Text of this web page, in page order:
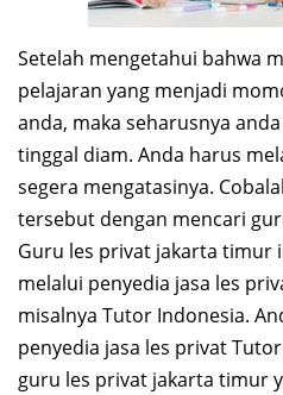
Setelah mengetahui bahwa
pelajaran yang menjadi
anda, maka seharusnya
tinggal diam. Anda harus
segera mengatasinya.
tersebut dengan mencari
Guru les privat jakarta timur
melalui penyedia jasa les
misalnya Tutor Indonesia.
penyedia jasa les privat
guru les privat jakarta timur